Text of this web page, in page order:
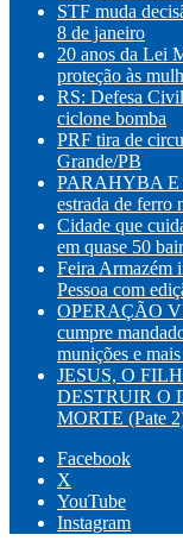
STF muda
8 de janeiro
20 anos da Lei
proteção às
RS: Defesa
ciclone bomba
PRF tira de
Grande/PB
PARAHYBA E
estrada de ferro
Cidade que
em quase 50
Feira Armazém
Pessoa com
OPERAÇÃO
cumpre
munições e
JESUS, O
DESTRUIR O
MORTE (Pate
Facebook
X
YouTube
Instagram